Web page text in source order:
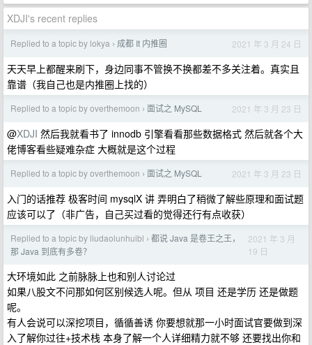
XDJI's recent replies
Replied to a topic by lokya › 成都 It 内推圈 2021 年 3 月 24 日
天天早上都醒来刷下，身边同事不管换不换都差不多关注着。真实且
靠谱（我自己也是内推圈上找的）
Replied to a topic by overthemoon › 面试之 MySQL 2021 年 3 月 23 日
@XDJI 然后我就看书了 innodb 引擎看看那些数据格式 然后就各个大
佬博客看些疑难杂症 大概就是这个过程
Replied to a topic by overthemoon › 面试之 MySQL 2021 年 3 月 23 日
入门的话推荐 极客时间 mysqlX 讲 弄明白了稍微了解些原理和面试题
应该可以了（非广告，自己买过看的觉得还行有点收获）
Replied to a topic by liudaolunhuibl › 都说 Java 是卷王之王，
那 Java 到底有多卷？
2021 年 3 月
19 日
大环境如此 之前脉脉上也和别人讨论过
如果八股文不问那如何区别候选人呢。但从 项目 还是学历 还是做题
呢。
有人会说可以深挖项目，循循善诱 你要想就那一小时面试官要做到深
入了解你过往+技术栈 本身了解一个人详细精力就不够 还要找出你和